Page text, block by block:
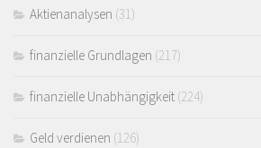
Aktienanalysen (31)
finanzielle Grundlagen (217)
finanzielle Unabhängigkeit (224)
Geld verdienen (126)